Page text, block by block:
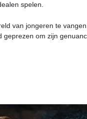
spelen.
van jongeren te
om zijn